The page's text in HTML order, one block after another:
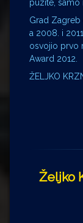
puzite, samo
Grad Zagreb
a 2008. i
osvojio prvo
Award 2012.
ŽELJKO
Željko